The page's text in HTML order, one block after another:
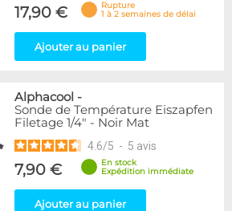
17,90 €
Rupture
1 à 2 semaines de délai
Ajouter au panier
Alphacool -
Sonde de Température Eiszapfen
Filetage 1/4" - Noir Mat
4.6/5 - 5 avis
7,90 €
En stock
Expédition immédiate
Ajouter au panier